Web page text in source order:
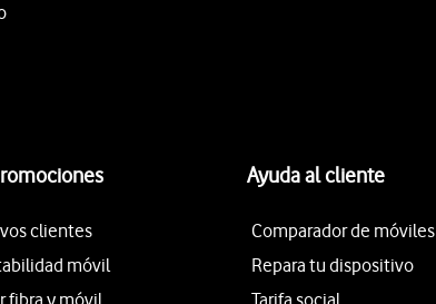
clientes
móvil
fibra y móvil
Ayuda al cliente
Comparador de móviles
Repara tu dispositivo
Tarifa social